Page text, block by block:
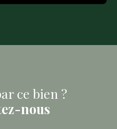
ce bien ?
nous